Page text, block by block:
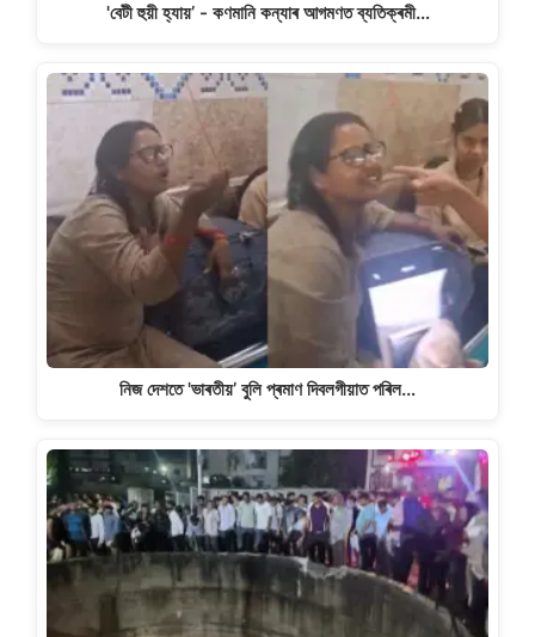
'বেটী হুয়ী হ্যায়’ - কণমানি কন্যাৰ আগমণত ব্যতিক্ৰমী…
নিজ দেশতে 'ভাৰতীয়’ বুলি প্ৰমাণ দিবলগীয়াত পৰিল…